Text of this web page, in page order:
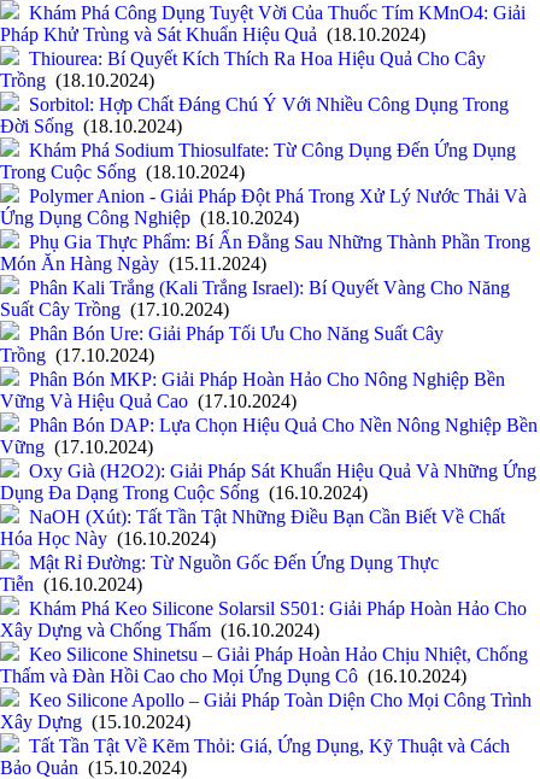
Khám Phá Công Dụng Tuyệt Vời Của Thuốc Tím KMnO4: Giải
Pháp Khử Trùng và Sát Khuẩn Hiệu Quả (18.10.2024)
Thiourea: Bí Quyết Kích Thích Ra Hoa Hiệu Quả Cho Cây
Trồng (18.10.2024)
Sorbitol: Hợp Chất Đáng Chú Ý Với Nhiều Công Dụng Trong
Đời Sống (18.10.2024)
Khám Phá Sodium Thiosulfate: Từ Công Dụng Đến Ứng Dụng
Trong Cuộc Sống (18.10.2024)
Polymer Anion - Giải Pháp Đột Phá Trong Xử Lý Nước Thải Và
Ứng Dụng Công Nghiệp (18.10.2024)
Phụ Gia Thực Phẩm: Bí Ẩn Đằng Sau Những Thành Phần Trong
Món Ăn Hàng Ngày (15.11.2024)
Phân Kali Trắng (Kali Trắng Israel): Bí Quyết Vàng Cho Năng
Suất Cây Trồng (17.10.2024)
Phân Bón Ure: Giải Pháp Tối Ưu Cho Năng Suất Cây
Trồng (17.10.2024)
Phân Bón MKP: Giải Pháp Hoàn Hảo Cho Nông Nghiệp Bền
Vững Và Hiệu Quả Cao (17.10.2024)
Phân Bón DAP: Lựa Chọn Hiệu Quả Cho Nền Nông Nghiệp Bền
Vững (17.10.2024)
Oxy Già (H2O2): Giải Pháp Sát Khuẩn Hiệu Quả Và Những Ứng
Dụng Đa Dạng Trong Cuộc Sống (16.10.2024)
NaOH (Xút): Tất Tần Tật Những Điều Bạn Cần Biết Về Chất
Hóa Học Này (16.10.2024)
Mật Rỉ Đường: Từ Nguồn Gốc Đến Ứng Dụng Thực
Tiễn (16.10.2024)
Khám Phá Keo Silicone Solarsil S501: Giải Pháp Hoàn Hảo Cho
Xây Dựng và Chống Thấm (16.10.2024)
Keo Silicone Shinetsu – Giải Pháp Hoàn Hảo Chịu Nhiệt, Chống
Thấm và Đàn Hồi Cao cho Mọi Ứng Dụng Cô (16.10.2024)
Keo Silicone Apollo – Giải Pháp Toàn Diện Cho Mọi Công Trình
Xây Dựng (15.10.2024)
Tất Tần Tật Về Kẽm Thỏi: Giá, Ứng Dụng, Kỹ Thuật và Cách
Bảo Quản (15.10.2024)